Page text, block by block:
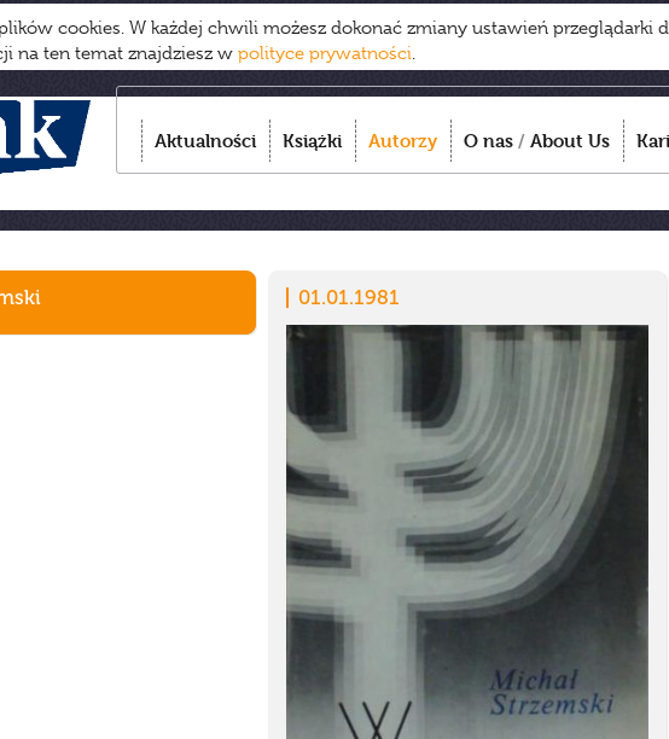
cookies. W każdej chwili możesz dokonać zmiany ustawień przeglądarki
na ten temat znajdziesz w polityce prywatności.
Aktualności Książki Autorzy O nas / About Us
01.01.1981